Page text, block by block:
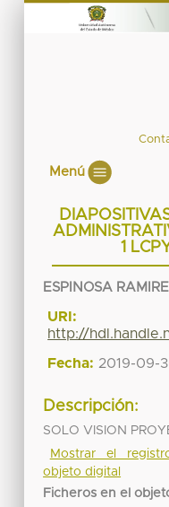
Menú
1
ESPINOSA
URI:
http://
Fecha: 2019-09-
Descripción:
SOLO VISION
Mostrar el
objeto digital
Ficheros en el